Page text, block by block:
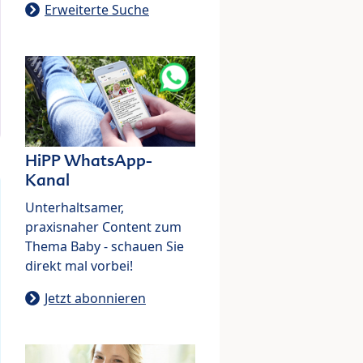
Erweiterte Suche
HiPP WhatsApp-
Kanal
Unterhaltsamer,
praxisnaher Content zum
Thema Baby - schauen Sie
direkt mal vorbei!
Jetzt abonnieren